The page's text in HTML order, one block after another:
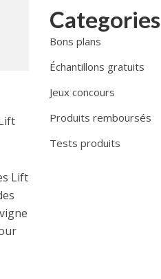
Lift
Categories
Bons plans
Échantillons gratuits
Jeux concours
Produits remboursés
Tests produits